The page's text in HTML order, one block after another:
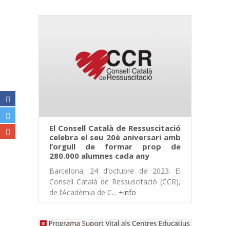
El Consell Català de Ressuscitació
celebra el seu 20è aniversari amb
l’orgull de formar prop de
280.000 alumnes cada any
Barcelona, 24 d’octubre de 2023. El
Consell Català de Ressuscitació (CCR),
de l’Acadèmia de C... +info